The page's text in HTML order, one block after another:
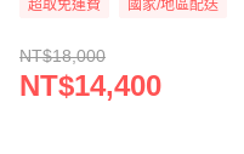
超取免運費 國家/地區配送
NT$18,000
NT$14,400